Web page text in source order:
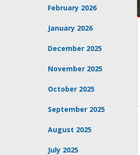
February 2026
January 2026
December 2025
November 2025
October 2025
September 2025
August 2025
July 2025